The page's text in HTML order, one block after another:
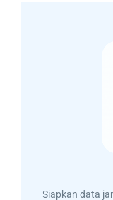
Siapkan data